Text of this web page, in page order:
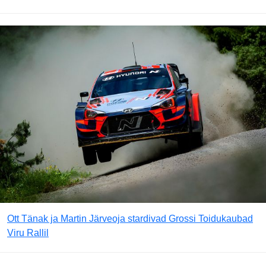
Ott Tänak ja Martin Järveoja stardivad Grossi Toidukaubad
Viru Rallil